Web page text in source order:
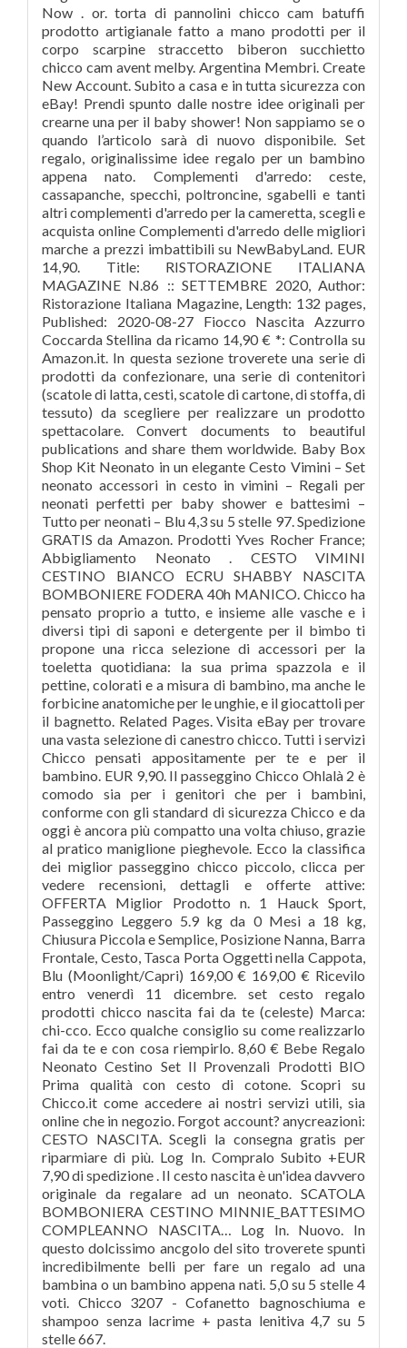
Now . or. torta di pannolini chicco cam batuffi
prodotto artigianale fatto a mano prodotti per il
corpo scarpine straccetto biberon succhietto
chicco cam avent melby. Argentina Membri. Create
New Account. Subito a casa e in tutta sicurezza con
eBay! Prendi spunto dalle nostre idee originali per
crearne una per il baby shower! Non sappiamo se o
quando l’articolo sarà di nuovo disponibile. Set
regalo, originalissime idee regalo per un bambino
appena nato. Complementi d'arredo: ceste,
cassapanche, specchi, poltroncine, sgabelli e tanti
altri complementi d'arredo per la cameretta, scegli e
acquista online Complementi d'arredo delle migliori
marche a prezzi imbattibili su NewBabyLand. EUR
14,90. Title: RISTORAZIONE ITALIANA
MAGAZINE N.86 :: SETTEMBRE 2020, Author:
Ristorazione Italiana Magazine, Length: 132 pages,
Published: 2020-08-27 Fiocco Nascita Azzurro
Coccarda Stellina da ricamo 14,90 € *: Controlla su
Amazon.it. In questa sezione troverete una serie di
prodotti da confezionare, una serie di contenitori
(scatole di latta, cesti, scatole di cartone, di stoffa, di
tessuto) da scegliere per realizzare un prodotto
spettacolare. Convert documents to beautiful
publications and share them worldwide. Baby Box
Shop Kit Neonato in un elegante Cesto Vimini – Set
neonato accessori in cesto in vimini – Regali per
neonati perfetti per baby shower e battesimi –
Tutto per neonati – Blu 4,3 su 5 stelle 97. Spedizione
GRATIS da Amazon. Prodotti Yves Rocher France;
Abbigliamento Neonato . CESTO VIMINI
CESTINO BIANCO ECRU SHABBY NASCITA
BOMBONIERE FODERA 40h MANICO. Chicco ha
pensato proprio a tutto, e insieme alle vasche e i
diversi tipi di saponi e detergente per il bimbo ti
propone una ricca selezione di accessori per la
toeletta quotidiana: la sua prima spazzola e il
pettine, colorati e a misura di bambino, ma anche le
forbicine anatomiche per le unghie, e il giocattoli per
il bagnetto. Related Pages. Visita eBay per trovare
una vasta selezione di canestro chicco. Tutti i servizi
Chicco pensati appositamente per te e per il
bambino. EUR 9,90. Il passeggino Chicco Ohlalà 2 è
comodo sia per i genitori che per i bambini,
conforme con gli standard di sicurezza Chicco e da
oggi è ancora più compatto una volta chiuso, grazie
al pratico maniglione pieghevole. Ecco la classifica
dei miglior passeggino chicco piccolo, clicca per
vedere recensioni, dettagli e offerte attive:
OFFERTA Miglior Prodotto n. 1 Hauck Sport,
Passeggino Leggero 5.9 kg da 0 Mesi a 18 kg,
Chiusura Piccola e Semplice, Posizione Nanna, Barra
Frontale, Cesto, Tasca Porta Oggetti nella Cappota,
Blu (Moonlight/Capri) 169,00 € 169,00 € Ricevilo
entro venerdì 11 dicembre. set cesto regalo
prodotti chicco nascita fai da te (celeste) Marca:
chi-cco. Ecco qualche consiglio su come realizzarlo
fai da te e con cosa riempirlo. 8,60 € Bebe Regalo
Neonato Cestino Set Il Provenzali Prodotti BIO
Prima qualità con cesto di cotone. Scopri su
Chicco.it come accedere ai nostri servizi utili, sia
online che in negozio. Forgot account? anycreazioni:
CESTO NASCITA. Scegli la consegna gratis per
riparmiare di più. Log In. Compralo Subito +EUR
7,90 di spedizione . Il cesto nascita è un'idea davvero
originale da regalare ad un neonato. SCATOLA
BOMBONIERA CESTINO MINNIE_BATTESIMO
COMPLEANNO NASCITA… Log In. Nuovo. In
questo dolcissimo ancgolo del sito troverete spunti
incredibilmente belli per fare un regalo ad una
bambina o un bambino appena nati. 5,0 su 5 stelle 4
voti. Chicco 3207 - Cofanetto bagnoschiuma e
shampoo senza lacrime + pasta lenitiva 4,7 su 5
stelle 667.